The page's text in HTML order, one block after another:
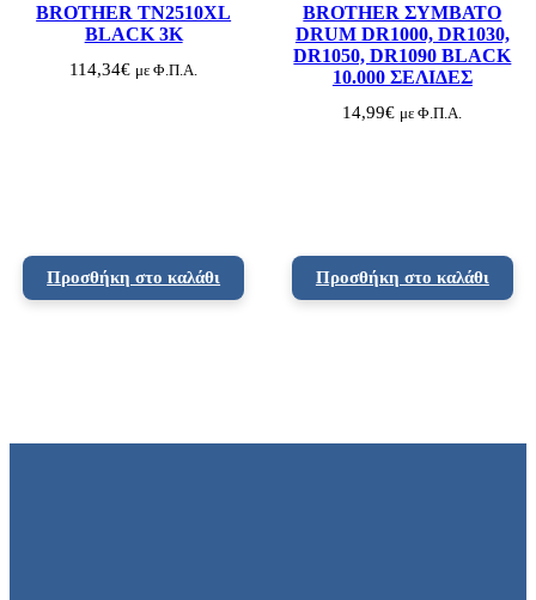
BROTHER TN2510XL
BLACK 3K
114,34€ με Φ.Π.Α.
Προσθήκη στο καλάθι
BROTHER ΣΥΜΒΑΤΟ
DRUM DR1000, DR1030,
DR1050, DR1090 BLACK
10.000 ΣΕΛΙΔΕΣ
14,99€ με Φ.Π.Α.
Προσθήκη στο καλάθι